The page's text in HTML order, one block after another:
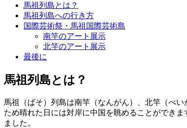
馬祖列島とは？
馬祖列島への行き方
国際芸術祭・馬祖国際芸術島
南竿のアート展示
北竿のアート展示
最後に
馬祖列島とは？
馬祖（ばそ）列島は南竿（なんがん）、北竿（べ
ため晴れた日には対岸に中国を眺めることができ
ました。